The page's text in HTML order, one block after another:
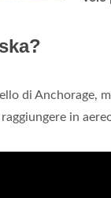
di Anchorage,
in